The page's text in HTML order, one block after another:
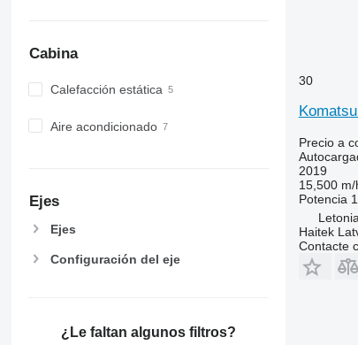
Cabina
Calefacción estática
Aire acondicionado
Ejes
Ejes
Configuración del eje
¿Le faltan algunos filtros?
30
Precio a
2019
15,500 m/
Potencia
Haitek
Contacte